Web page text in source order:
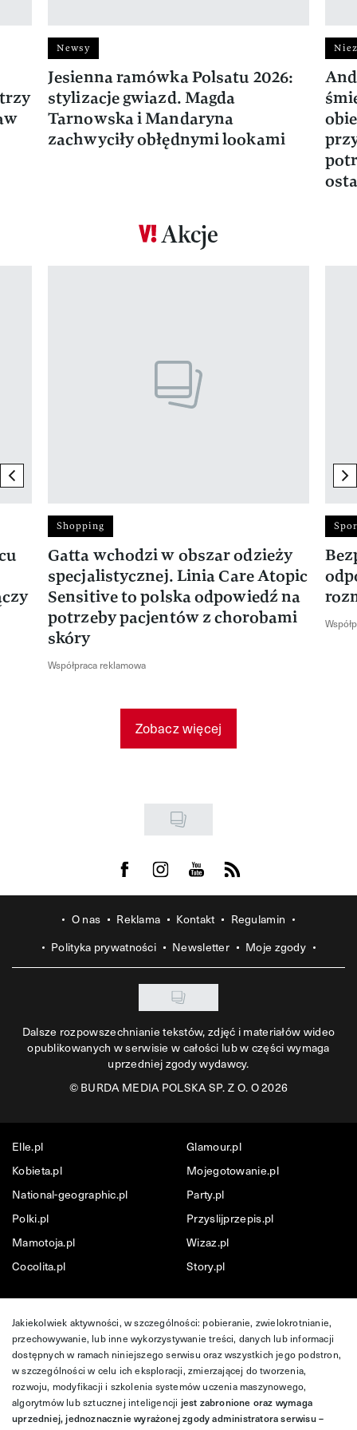
Newsy
Jesienna ramówka Polsatu 2026:
stylizacje gwiazd. Magda
Tarnowska i Mandaryna
zachwyciły obłędnymi lookami
Akcje
previous element
Shopping
Gatta wchodzi w obszar odzieży
specjalistycznej. Linia Care Atopic
Sensitive to polska odpowiedź na
potrzeby pacjentów z chorobami
skóry
Współpraca reklamowa
Zobacz więcej
Visit us on Facebook
Visit us on Instagram
Visit us on Youtube
Visit us on Rss
O nas Reklama Kontakt
Regulamin
Polityka prywatności
Newsletter Moje zgody
Dalsze rozpowszechnianie tekstów, zdjęć i materiałów wideo
opublikowanych w serwisie w całości lub w części wymaga
uprzedniej zgody wydawcy.
©BURDA MEDIA POLSKA SP. Z O. O 2026
Elle.pl
Glamour.pl
Kobieta.pl
Mojegotowanie.pl
National-geographic.pl
Party.pl
Polki.pl
Przyslijprzepis.pl
Mamotoja.pl
Wizaz.pl
Cocolita.pl
Story.pl
Jakiekolwiek aktywności, w szczególności: pobieranie, zwielokrotnianie,
przechowywanie, lub inne wykorzystywanie treści, danych lub informacji
dostępnych w ramach niniejszego serwisu oraz wszystkich jego podstron,
w szczególności w celu ich eksploracji, zmierzającej do tworzenia,
rozwoju, modyfikacji i szkolenia systemów uczenia maszynowego,
algorytmów lub sztucznej inteligencji jest zabronione oraz wymaga
uprzedniej, jednoznacznie wyrażonej zgody administratora serwisu –